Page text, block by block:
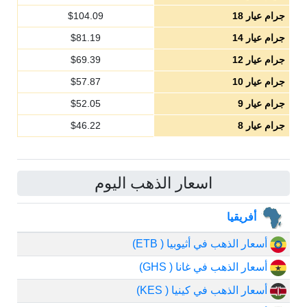
جرام عيار 18
$104.09
جرام عيار 14
$81.19
جرام عيار 12
$69.39
جرام عيار 10
$57.87
جرام عيار 9
$52.05
جرام عيار 8
$46.22
اسعار الذهب اليوم
أفريقيا
أسعار الذهب في أثيوبيا ( ETB)
أسعار الذهب في غانا ( GHS)
أسعار الذهب في كينيا ( KES)